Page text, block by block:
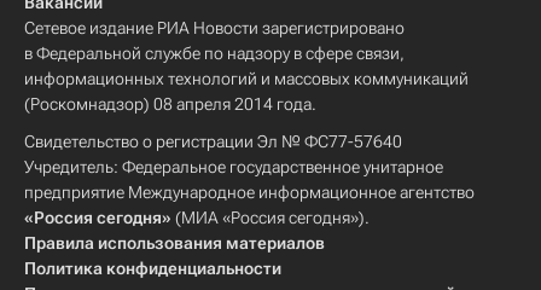
Сетевое издание РИА Новости зарегистрировано
в Федеральной службе по надзору в сфере связи,
информационных технологий и массовых коммуникаций
(Роскомнадзор) 08 апреля 2014 года.
Свидетельство о регистрации Эл № ФС77-57640
Учредитель: Федеральное государственное унитарное
предприятие Международное информационное агентство
«Россия сегодня» (МИА «Россия сегодня»).
Правила использования материалов
Политика конфиденциальности